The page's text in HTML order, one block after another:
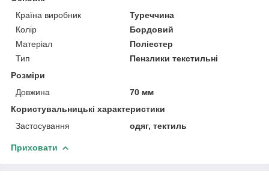
Країна виробник
Туреччина
Колір
Бордовий
Матеріал
Поліестер
Тип
Пензлики текстильні
Розміри
Довжина
70 мм
Користувальницькі характеристики
Застосування
одяг, тектиль
Приховати